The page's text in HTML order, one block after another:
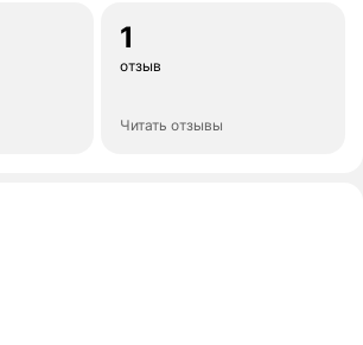
1
отзыв
Читать отзывы